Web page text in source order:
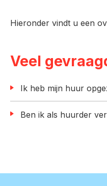
Hieronder vindt u een
Veel
Ik heb mijn huur
Ben ik als huurder